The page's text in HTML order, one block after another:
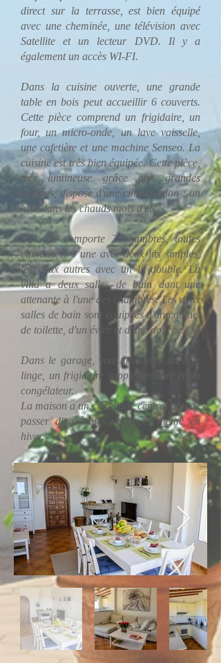
direct sur la terrasse, est bien équipé
avec une cheminée, une télévision avec
Satellite et un lecteur DVD. Il y a
également un accès WI-FI.
Dans la cuisine ouverte, une grande
table en bois peut accueillir 6 couverts.
Cette pièce comprend un frigidaire, un
four, un micro-onde, un lave vaisselle,
une cafetière et une machine Senseo. La
cuisine est très bien équipée. Cette pièce,
très lumineuse grâce aux grandes
fenêtres, dispose d'une climatisation : un
luxe dans les chauds mois d'été.
La villa comporte 3 chambres, toutes
climatisées : une avec deux lits simples,
les deux autres avec un lit double. La
villa a deux salles de bain dont une
attenante à l'une des chambres. Les deux
salles de bain sont équipées d'un cabinet
de toilette, d'un évier et d'une douche.
Dans le garage, vous trouverez un lave
linge, un frigidaire supplémentaire et un
congélateur.
La maison a un chauffage central afin de
passer d'agréables vacances même en
hiver.